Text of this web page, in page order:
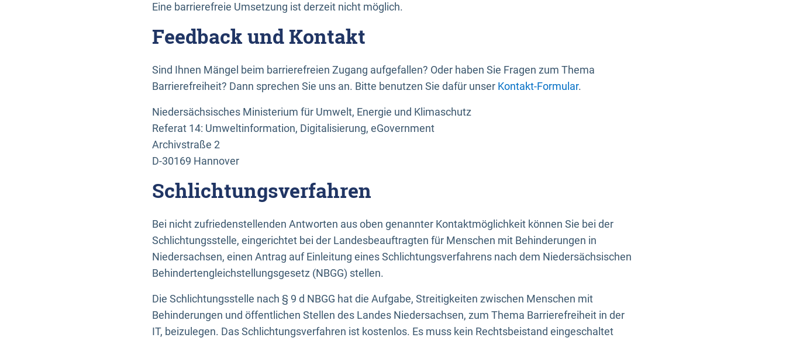
Eine barrierefreie Umsetzung ist derzeit nicht möglich.
Feedback und Kontakt
Sind Ihnen Mängel beim barrierefreien Zugang aufgefallen? Oder haben Sie Fragen zum Thema
Barrierefreiheit? Dann sprechen Sie uns an. Bitte benutzen Sie dafür unser Kontakt-Formular.
Niedersächsisches Ministerium für Umwelt, Energie und Klimaschutz
Referat 14: Umweltinformation, Digitalisierung, eGovernment
Archivstraße 2
D-30169 Hannover
Schlichtungsverfahren
Bei nicht zufriedenstellenden Antworten aus oben genannter Kontaktmöglichkeit können Sie bei der
Schlichtungsstelle, eingerichtet bei der Landesbeauftragten für Menschen mit Behinderungen in
Niedersachsen, einen Antrag auf Einleitung eines Schlichtungsverfahrens nach dem Niedersächsischen
Behindertengleichstellungsgesetz (NBGG) stellen.
Die Schlichtungsstelle nach § 9 d NBGG hat die Aufgabe, Streitigkeiten zwischen Menschen mit
Behinderungen und öffentlichen Stellen des Landes Niedersachsen, zum Thema Barrierefreiheit in der
IT, beizulegen. Das Schlichtungsverfahren ist kostenlos. Es muss kein Rechtsbeistand eingeschaltet